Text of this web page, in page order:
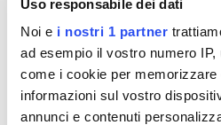
Uso responsabile dei dati
Noi e i nostri 1 partner
ad esempio il vostro numero
come i cookie per memorizzare
informazioni sul vostro
annunci e contenuti